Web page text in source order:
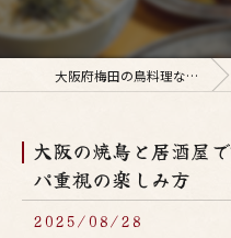
大阪府梅田の鳥料理なら釜焼鳥本舗おやひなや 梅田店
大阪の焼鳥と居酒屋
パ重視の楽しみ方
2025/08/28